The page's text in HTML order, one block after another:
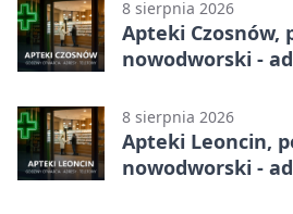
8 sierpnia 2026
Apteki Czosnów,
nowodworski -
8 sierpnia 2026
Apteki Leoncin,
nowodworski -